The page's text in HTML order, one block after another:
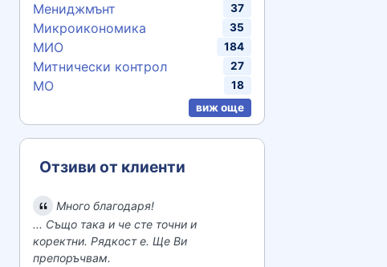
Мениджмънт 37
Микроикономика 35
МИО 184
Митнически контрол 27
МО
18
виж още
Отзиви от клиенти
Много благодаря!
... Също така и че сте точни и
коректни. Рядкост е. Ще Ви
препоръчвам.